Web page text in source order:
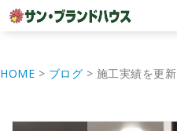
テ
HOME > ブログ > 施工実績を更